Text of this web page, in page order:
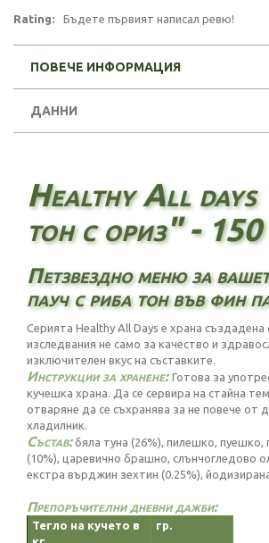
Rating: Бъдете първият написал ревю!
ПОВЕЧЕ ИНФОРМАЦИЯ
ДАННИ
Healthy All days
тон с ориз" - 150
Петзвездно меню за
пауч с риба тон във фин
Серията Healthy All Days е храна
изследвания не само за качество и
изключителен вкус на съставките.
Инструкции за хранене: Готова за
кучешка храна. Да се сервира на стайна
отваряне да се съхранява за не повече от
хладилник.
Състав:бяла туна (26%), пилешко, пуешко,
(10%), царевично брашно, слънчогледово
екстра върджин зехтин (0.25%),
Препоръчителни дневни дажби:
Тегло на кучето в
гр.